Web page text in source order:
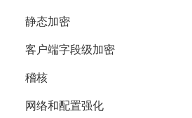
静态加密
客户端字段级加密
稽核
网络和配置强化